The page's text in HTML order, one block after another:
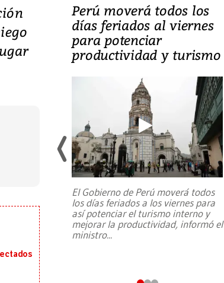
y
Perú moverá todos los
días feriados al viernes
para potenciar
productividad y turismo
El Gobierno de Perú moverá todos
los días feriados a los viernes para
así potenciar el turismo interno y
mejorar la productividad, informó el
ministro...